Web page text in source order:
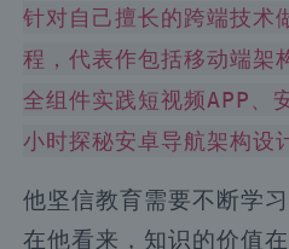
针对自己擅长的跨端技术
程，代表作包括移动端
全组件实践短视频APP、
小时探秘安卓导航架构设
他坚信教育需要不断学
在他看来，知识的价值